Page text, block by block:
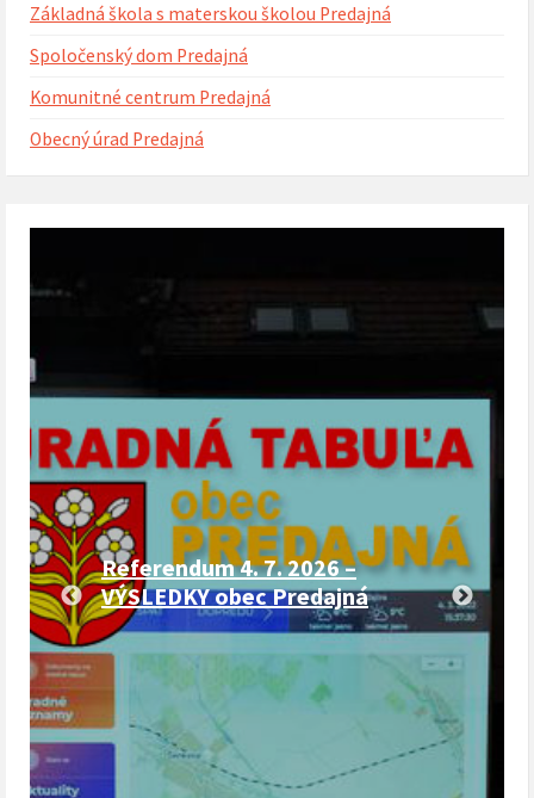
Základná škola s materskou školou Predajná
Spoločenský dom Predajná
Komunitné centrum Predajná
Obecný úrad Predajná
Referendum 4. 7. 2026 –
VÝSLEDKY obec Predajná